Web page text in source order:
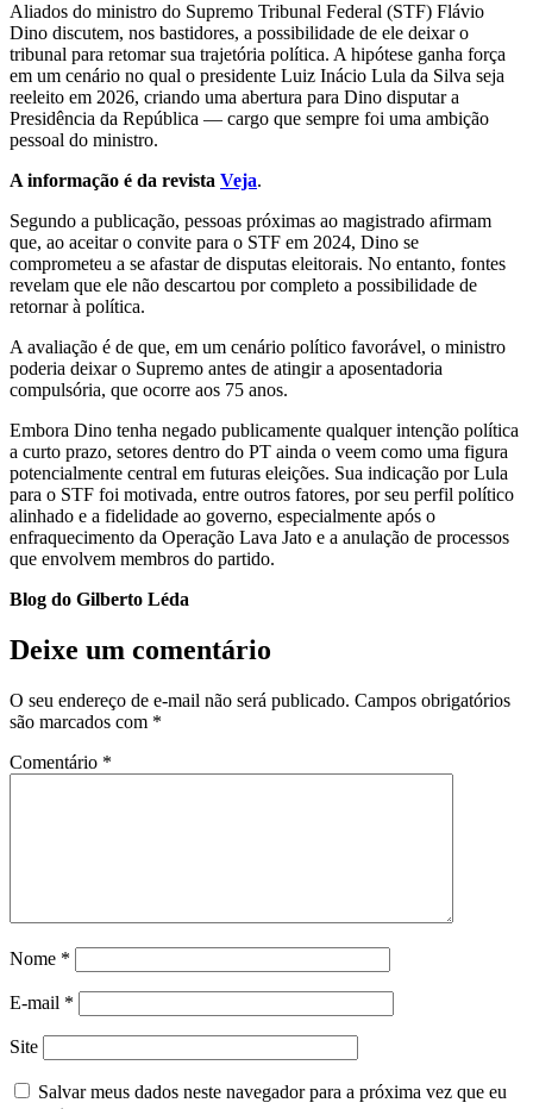
Aliados do ministro do Supremo Tribunal Federal (STF) Flávio
Dino discutem, nos bastidores, a possibilidade de ele deixar o
tribunal para retomar sua trajetória política. A hipótese ganha força
em um cenário no qual o presidente Luiz Inácio Lula da Silva seja
reeleito em 2026, criando uma abertura para Dino disputar a
Presidência da República — cargo que sempre foi uma ambição
pessoal do ministro.
A informação é da revista Veja.
Segundo a publicação, pessoas próximas ao magistrado afirmam
que, ao aceitar o convite para o STF em 2024, Dino se
comprometeu a se afastar de disputas eleitorais. No entanto, fontes
revelam que ele não descartou por completo a possibilidade de
retornar à política.
A avaliação é de que, em um cenário político favorável, o ministro
poderia deixar o Supremo antes de atingir a aposentadoria
compulsória, que ocorre aos 75 anos.
Embora Dino tenha negado publicamente qualquer intenção política
a curto prazo, setores dentro do PT ainda o veem como uma figura
potencialmente central em futuras eleições. Sua indicação por Lula
para o STF foi motivada, entre outros fatores, por seu perfil político
alinhado e a fidelidade ao governo, especialmente após o
enfraquecimento da Operação Lava Jato e a anulação de processos
que envolvem membros do partido.
Blog do Gilberto Léda
Deixe um comentário
O seu endereço de e-mail não será publicado. Campos obrigatórios
são marcados com *
Comentário *
Nome *
E-mail *
Site
Salvar meus dados neste navegador para a próxima vez que eu